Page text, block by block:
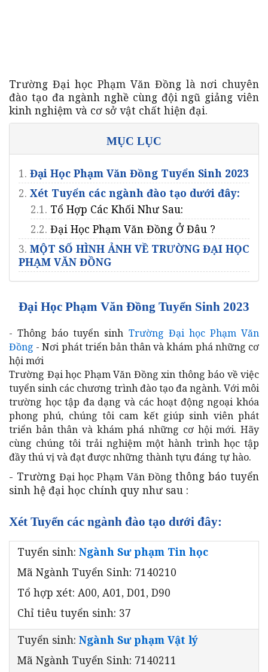
Trường Đại học Phạm Văn Đồng là nơi chuyên
đào tạo đa ngành nghề cùng đội ngũ giảng viên
kinh nghiệm và cơ sở vật chất hiện đại.
MỤC LỤC
1. Đại Học Phạm Văn Đồng Tuyển Sinh 2023
2. Xét Tuyển các ngành đào tạo dưới đây:
2.1. Tổ Hợp Các Khối Như Sau:
2.2. Đại Học Phạm Văn Đồng Ở Đâu ?
3. MỘT SỐ HÌNH ẢNH VỀ TRƯỜNG ĐẠI HỌC
PHẠM VĂN ĐỒNG
Đại Học Phạm Văn Đồng Tuyển Sinh 2023
- Thông báo tuyển sinh Trường Đại học Phạm Văn
Đồng - Nơi phát triển bản thân và khám phá những cơ
hội mới
Trường Đại học Phạm Văn Đồng xin thông báo về việc
tuyển sinh các chương trình đào tạo đa ngành. Với môi
trường học tập đa dạng và các hoạt động ngoại khóa
phong phú, chúng tôi cam kết giúp sinh viên phát
triển bản thân và khám phá những cơ hội mới. Hãy
cùng chúng tôi trải nghiệm một hành trình học tập
đầy thú vị và đạt được những thành tựu đáng tự hào.
- TrườngĐại học Phạm Văn Đồng thông báo tuyển
sinh hệ đại học chính quy như sau :
Xét Tuyển các ngành đào tạo dưới đây:
Tuyển sinh: Ngành Sư phạm Tin học
Mã Ngành Tuyển Sinh: 7140210
Tổ hợp xét: A00, A01, D01, D90
Chỉ tiêu tuyển sinh: 37
Tuyển sinh: Ngành Sư phạm Vật lý
Mã Ngành Tuyển Sinh: 7140211